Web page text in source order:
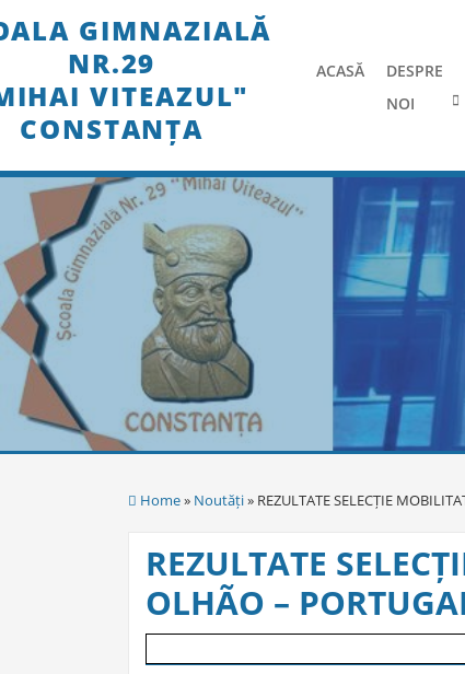
to
GIMNAZIALĂ
NR.29
VITEAZUL"
CONSTANȚA
ACASĂ
DESPRE
NOI
Home» Noutăți» REZULTATE SELECȚIE
REZULTATE
OLHÃO –